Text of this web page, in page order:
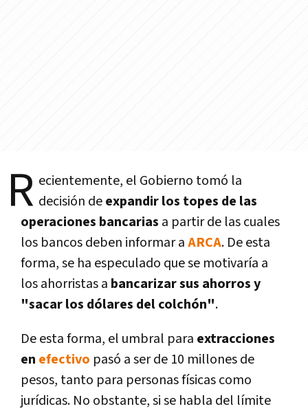
R ecientemente, el Gobierno tomó la
decisión deexpandir los topes de las
operaciones bancarias a partir de las cuales
los bancos deben informar aARCA. De esta
forma, se ha especulado que se motivaría a
los ahorristas a bancarizar sus ahorros y
"sacar los dólares del colchón".
De esta forma, el umbral para extracciones
en efectivo pasó a ser de 10 millones de
pesos, tanto para personas físicas como
jurídicas. No obstante, si se habla del límite